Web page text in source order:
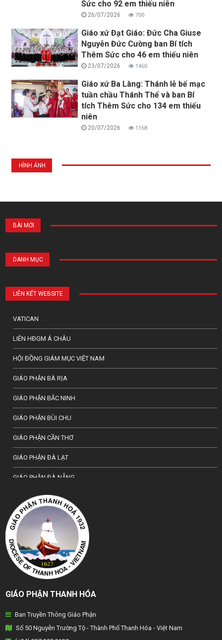
Sức cho 92 em thiếu niên
26/07/2026 700
Giáo xứ Đạt Giáo: Đức Cha Giuse
Nguyễn Đức Cường ban Bí tích
Thêm Sức cho 46 em thiếu niên
23/07/2026 1460
Giáo xứ Ba Làng: Thánh lễ bế mạc
tuần chầu Thánh Thể và ban Bí
tích Thêm Sức cho 134 em thiếu
niên
20/07/2026 1168
HÌNH ẢNH
BÀI MỚI
DANH MỤC
LIÊN KẾT WEBSITE
VATICAN
LIÊN HĐGM Á CHÂU
HỘI ĐỒNG GIÁM MỤC VIỆT NAM
GIÁO PHẬN BÀ RỊA
GIÁO PHẬN BẮC NINH
GIÁO PHẬN BÙI CHU
GIÁO PHẬN CẦN THƠ
GIÁO PHẬN ĐÀ LẠT
GIÁO PHẬN ĐÀ NẴNG
TỔNG GIÁO PHẬN HÀ NỘI
GIÁO PHẬN HẢI PHÒNG
TỔNG GIÁO PHẬN HUẾ
GIÁO PHẬN HƯNG HOÁ
GIÁO PHẬN KON TUM
GIÁO PHẬN LẠNG SƠN
GIÁO PHẬN LONG XUYÊN
GIÁO PHẬN THANH HÓA
Ban Truyền Thông Giáo Phận
Số 50 Nguyễn Trường Tộ - Thành Phố Thanh Hóa - Việt Nam